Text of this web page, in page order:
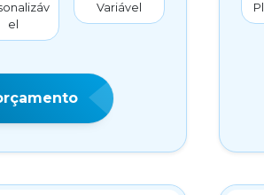
el
Variável